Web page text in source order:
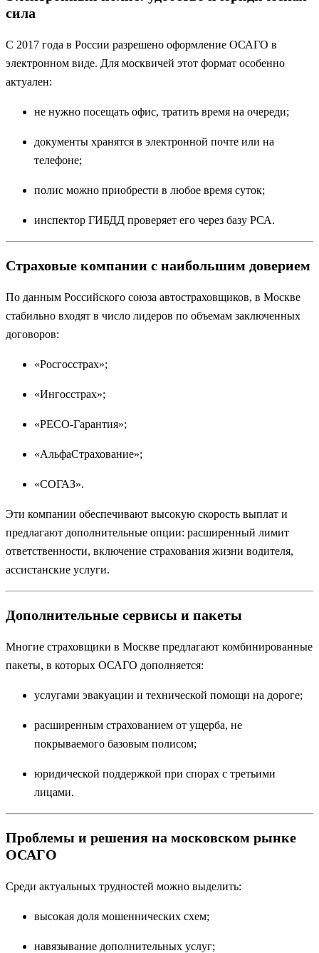
сила
С 2017 года в России разрешено оформление ОСАГО в
электронном виде. Для москвичей этот формат особенно
актуален:
не нужно посещать офис, тратить время на очереди;
документы хранятся в электронной почте или на
телефоне;
полис можно приобрести в любое время суток;
инспектор ГИБДД проверяет его через базу РСА.
Страховые компании с наибольшим доверием
По данным Российского союза автостраховщиков, в Москве
стабильно входят в число лидеров по объемам заключенных
договоров:
«Росгосстрах»;
«Ингосстрах»;
«РЕСО-Гарантия»;
«АльфаСтрахование»;
«СОГАЗ».
Эти компании обеспечивают высокую скорость выплат и
предлагают дополнительные опции: расширенный лимит
ответственности, включение страхования жизни водителя,
ассистанские услуги.
Дополнительные сервисы и пакеты
Многие страховщики в Москве предлагают комбинированные
пакеты, в которых ОСАГО дополняется:
услугами эвакуации и технической помощи на дороге;
расширенным страхованием от ущерба, не
покрываемого базовым полисом;
юридической поддержкой при спорах с третьими
лицами.
Проблемы и решения на московском рынке
ОСАГО
Среди актуальных трудностей можно выделить:
высокая доля мошеннических схем;
навязывание дополнительных услуг;